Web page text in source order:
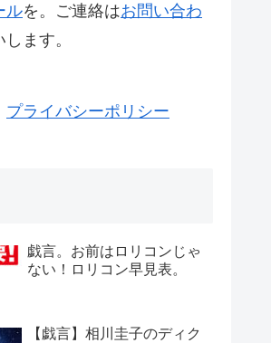
ルを。ご連絡はお問い合わ
ます。
プライバシーポリシー
戯言。お前はロリコンじゃ
ない！ロリコン早見表。
【戯言】相川圭子のディク